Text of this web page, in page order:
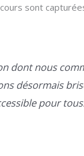
sont
dont nous
désormais
pour